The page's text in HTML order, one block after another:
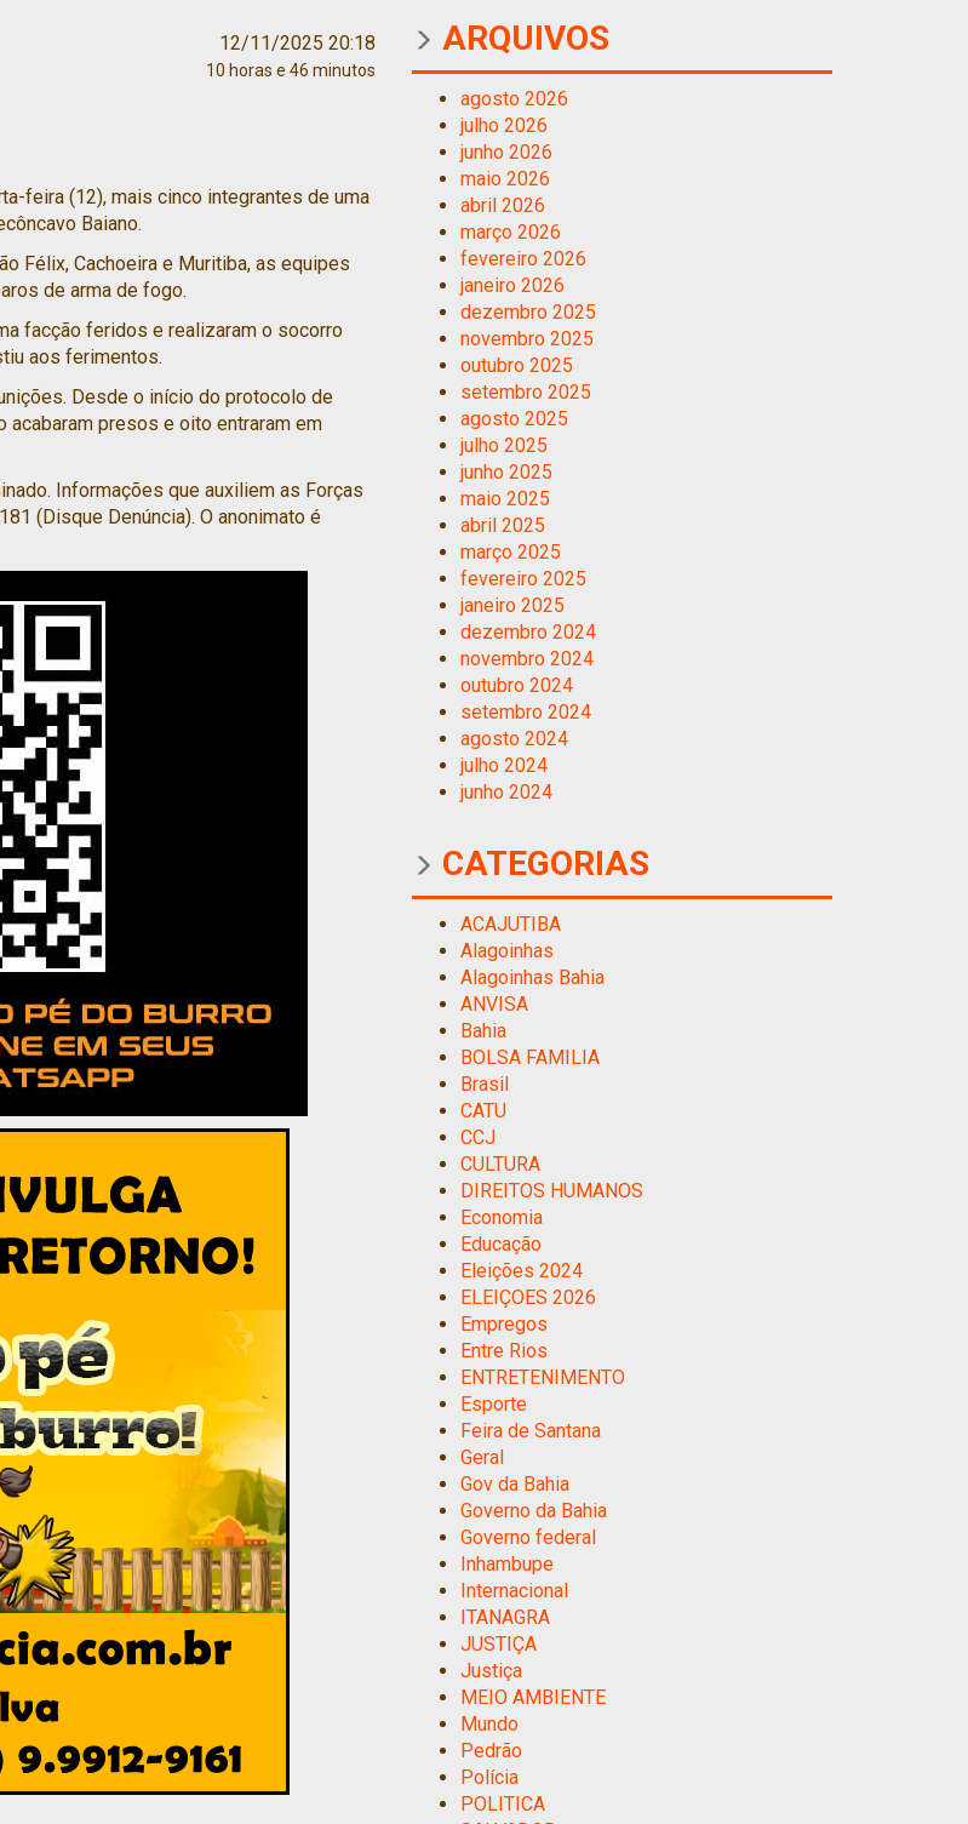
12/11/2025 20:18
10 horas e 46 minutos
feira (12), mais cinco integrantes de uma
Baiano.
Félix, Cachoeira e Muritiba, as equipes
de arma de fogo.
facção feridos e realizaram o socorro
aos ferimentos.
Desde o início do protocolo de
presos e oito entraram em
Informações que auxiliem as Forças
(Disque Denúncia). O anonimato é
ARQUIVOS
agosto 2026
julho 2026
junho 2026
maio 2026
abril 2026
março 2026
fevereiro 2026
janeiro 2026
dezembro 2025
novembro 2025
outubro 2025
setembro 2025
agosto 2025
julho 2025
junho 2025
maio 2025
abril 2025
março 2025
fevereiro 2025
janeiro 2025
dezembro 2024
novembro 2024
outubro 2024
setembro 2024
agosto 2024
julho 2024
junho 2024
CATEGORIAS
ACAJUTIBA
Alagoinhas
Alagoinhas Bahia
ANVISA
Bahia
BOLSA FAMILIA
Brasil
CATU
CCJ
CULTURA
DIREITOS HUMANOS
Economia
Educação
Eleições 2024
ELEIÇOES 2026
Empregos
Entre Rios
ENTRETENIMENTO
Esporte
Feira de Santana
Geral
Gov da Bahia
Governo da Bahia
Governo federal
Inhambupe
Internacional
ITANAGRA
JUSTIÇA
Justiça
MEIO AMBIENTE
Mundo
Pedrão
Polícia
POLITICA